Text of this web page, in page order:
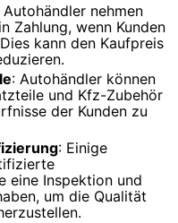
Autohändler nehmen
Zahlung, wenn Kunden
kann den Kaufpreis
: Autohändler können
und Kfz-Zubehör
der Kunden zu
: Einige
eine Inspektion und
um die Qualität